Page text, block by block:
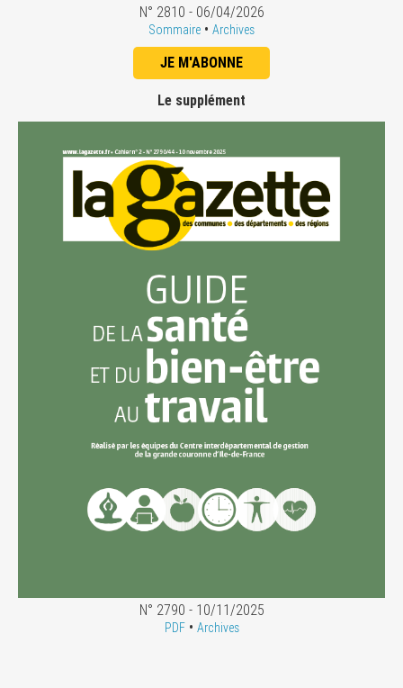
N° 2810 - 06/04/2026
Sommaire • Archives
JE M'ABONNE
Le supplément
N° 2790 - 10/11/2025
PDF• Archives